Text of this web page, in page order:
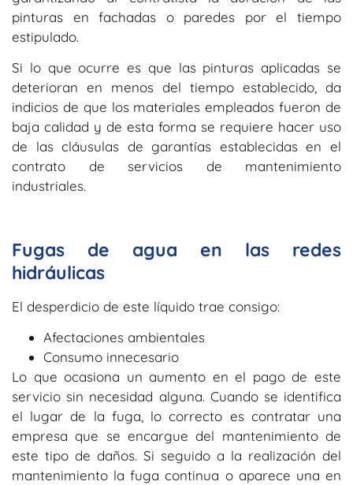
pinturas en fachadas o paredes por el tiempo
estipulado.
Si lo que ocurre es que las pinturas aplicadas se
deterioran en menos del tiempo establecido, da
indicios de que los materiales empleados fueron de
baja calidad y de esta forma se requiere hacer uso
de las cláusulas de garantías establecidas en el
contrato de servicios de mantenimiento
industriales.
Fugas de agua en las redes
hidráulicas
El desperdicio de este líquido trae consigo:
Afectaciones ambientales
Consumo innecesario
Lo que ocasiona un aumento en el pago de este
servicio sin necesidad alguna. Cuando se identifica
el lugar de la fuga, lo correcto es contratar una
empresa que se encargue del mantenimiento de
este tipo de daños. Si seguido a la realización del
mantenimiento la fuga continua o aparece una en